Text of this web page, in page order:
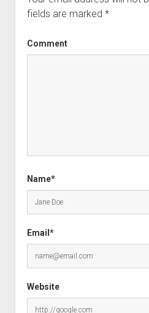
fields are marked *
Comment
Name*
Email*
Website